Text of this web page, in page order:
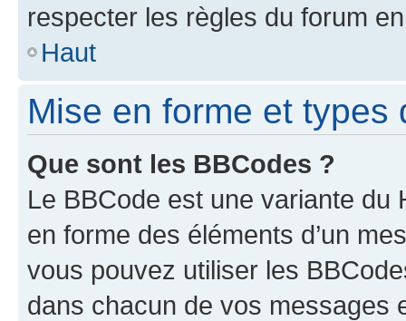
respecter les règles du forum
Haut
Mise en forme et types
Que sont les BBCodes ?
Le BBCode est une variante du
en forme des éléments d’un
vous pouvez utiliser les
dans chacun de vos messages